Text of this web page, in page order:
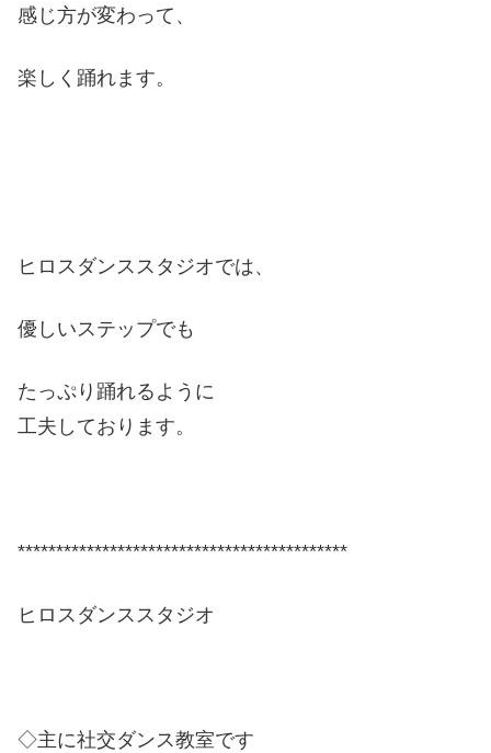
感じ方が変わって、
楽しく踊れます。
ヒロスダンススタジオでは、
優しいステップでも
たっぷり踊れるように
工夫しております。
*******************************************
ヒロスダンススタジオ
◇主に社交ダンス教室です